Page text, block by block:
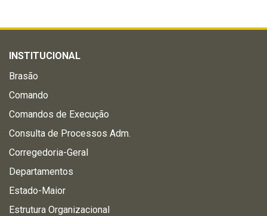
INSTITUCIONAL
Brasão
Comando
Comandos de Execução
Consulta de Processos Adm.
Corregedoria-Geral
Departamentos
Estado-Maior
Estrutura Organizacional